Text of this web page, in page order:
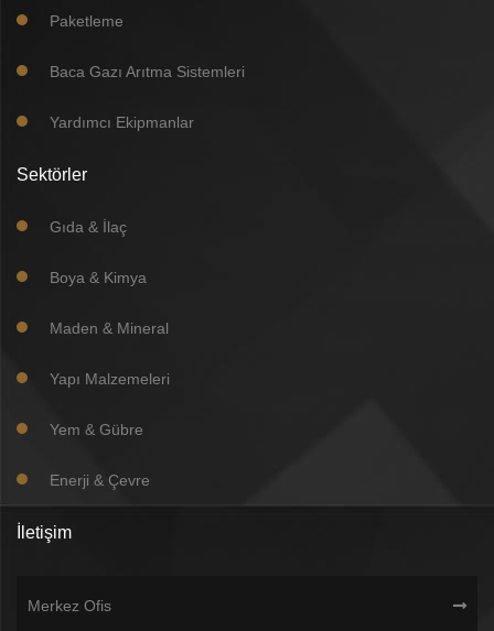
Paketleme
Baca Gazı Arıtma Sistemleri
Yardımcı Ekipmanlar
Sektörler
Gıda & İlaç
Boya & Kimya
Maden & Mineral
Yapı Malzemeleri
Yem & Gübre
Enerji & Çevre
İletişim
Merkez Ofis